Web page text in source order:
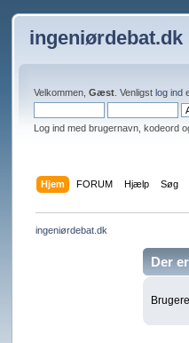
ingeniørdebat.dk
Velkommen,Gæst . Venligstlog ind
Log ind med brugernavn, kodeord
Hjem FORUM Hjælp Søg
ingeniørdebat.dk
Der